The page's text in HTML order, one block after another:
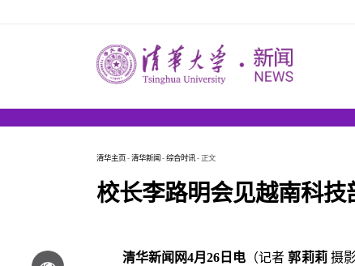
清华主页 - 清华新闻 - 综合时讯- 正文
校长李路明会见越南科技
清华新闻网4月26日电 （记者郭莉莉 摄